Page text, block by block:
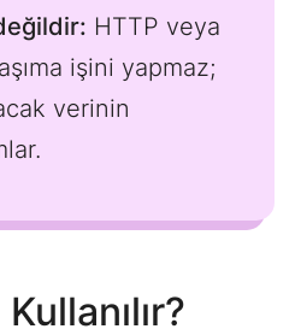
HTTP veya
işini yapmaz;
verinin